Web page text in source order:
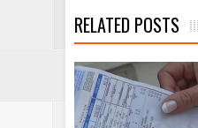
RELATED POSTS